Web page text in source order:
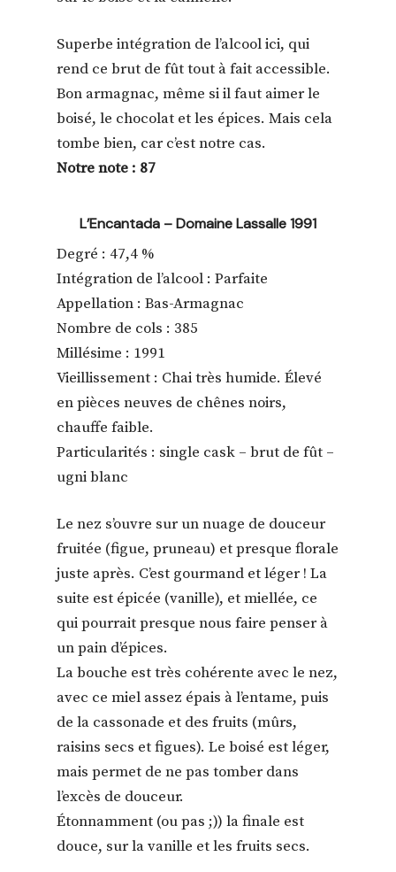
Superbe intégration de l’alcool ici, qui
rend ce brut de fût tout à fait accessible.
Bon armagnac, même si il faut aimer le
boisé, le chocolat et les épices. Mais cela
tombe bien, car c’est notre cas.
Notre note : 87
L’Encantada – Domaine Lassalle 1991
Degré : 47,4 %
Intégration de l’alcool : Parfaite
Appellation : Bas-Armagnac
Nombre de cols : 385
Millésime : 1991
Vieillissement : Chai très humide. Élevé
en pièces neuves de chênes noirs,
chauffe faible.
Particularités : single cask – brut de fût –
ugni blanc
Le nez s’ouvre sur un nuage de douceur
fruitée (figue, pruneau) et presque florale
juste après. C’est gourmand et léger ! La
suite est épicée (vanille), et miellée, ce
qui pourrait presque nous faire penser à
un pain d’épices.
La bouche est très cohérente avec le nez,
avec ce miel assez épais à l’entame, puis
de la cassonade et des fruits (mûrs,
raisins secs et figues). Le boisé est léger,
mais permet de ne pas tomber dans
l’excès de douceur.
Étonnamment (ou pas ;)) la finale est
douce, sur la vanille et les fruits secs.